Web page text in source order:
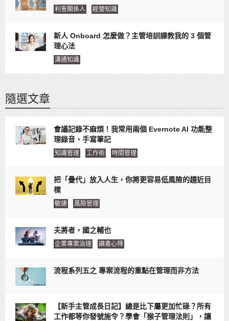
利害關係人 經營知識
新人 Onboard 怎麼做？主管培訓課教我的 3 個管
理心法
溝通知識
隨選文章
會議記錄不麻煩！我常用兩個 Evernote AI 功能整
理錄音、手寫筆記
知識管理 工作術 時間管理
把「疊代」放入人生，你將更容易低風險的趨近目
標
敏捷 風險管理
夫將者，國之輔也
企業專案治理 讀書心得
流程系列五之 專案流程的重點在管理而非方法
【新手主管成長日記】總是比下屬更加忙碌？所有
工作都等你發號施令？學會「猴子管理法則」，讓